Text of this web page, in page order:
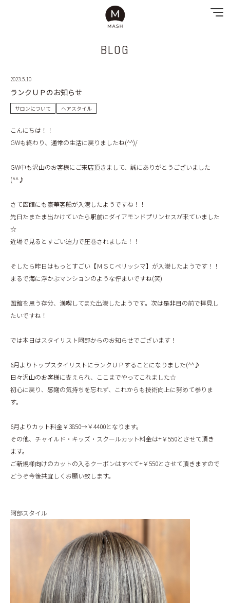
SPECIAL MENU
MENU
SHOP & STAFF
COUPON
RECRUIT
BLOG
BLOG
2023.5.10
ランクＵＰのお知らせ
サロンについて ヘアスタイル
こんにちは！！
GWも終わり、通常の生活に戻りましたね(^^)/
GW中も沢山のお客様にご来店頂きまして、誠にありがとうございました
(^^♪
さて函館にも豪華客船が入港したようですね！！
先日たまたま出かけていたら駅前にダイアモンドプリンセスが来ていました
☆
近場で見るとすごい迫力で圧巻されました！！
そしたら昨日はもっとすごい【ＭＳＣベリッシマ】が入港したようです！！
まるで海に浮かぶマンションのような佇まいですね(笑)
函館を思う存分、満喫してまた出港したようです。次は是非目の前で拝見し
たいですね！
では本日はスタイリスト阿部からのお知らせでございます！
6月よりトップスタイリストにランクＵＰすることになりました(^^♪
日々沢山のお客様に支えられ、ここまでやってこれました☆
初心に戻り、感謝の気持ちを忘れず、これからも技術向上に努めて参りま
す。
6月よりカット料金￥3850→￥4400となります。
その他、チャイルド・キッズ・スクールカット料金は+￥550とさせて頂き
ます。
ご新規様向けのカットの入るクーポンはすべて+￥550とさせて頂きますので
どうぞ今後共宜しくお願い致します。
阿部スタイル